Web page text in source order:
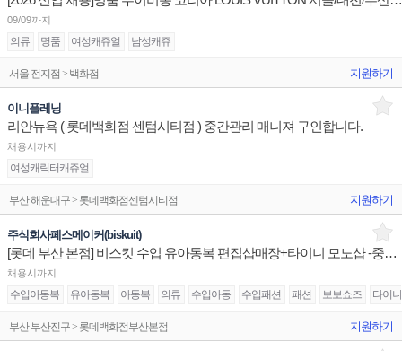
09/09까지
의류 명품 여성캐쥬얼 남성캐쥬
서울 전지점 > 백화점 지원하기
이니플레닝
리안뉴욕 ( 롯데백화점 센텀시티점 ) 중간관리 매니져 구인합니다.
채용시까지
여성캐릭터캐쥬얼
부산 해운대구 > 롯데백화점센텀시티점 지원하기
주식회사페스메이커(biskuit)
[롯데 부산 본점] 비스킷 수입 유아동복 편집샵매장+타이니 모노샵 -중간관리자 구인
채용시까지
수입아동복 유아동복 아동복 의류 수입아동 수입패션 패션 보보쇼즈 타이
부산 부산진구 > 롯데백화점부산본점 지원하기